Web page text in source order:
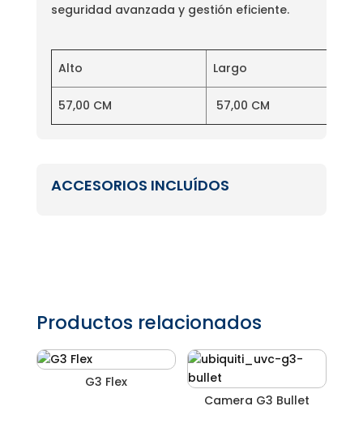
seguridad avanzada y gestión eficiente.
Alto Largo
57,00 CM 57,00 CM
ACCESORIOS INCLUÍDOS
Productos relacionados
G3 Flex
Camera G3 Bullet